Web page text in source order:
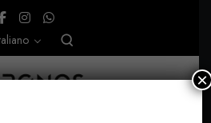
×